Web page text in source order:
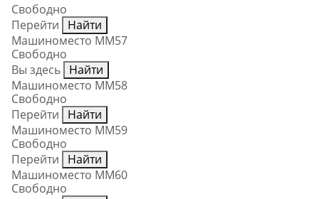
Свободно
Перейти
Найти
Машиноместо ММ57
Свободно
Вы здесь Найти
Машиноместо ММ58
Свободно
Перейти
Найти
Машиноместо ММ59
Свободно
Перейти
Найти
Машиноместо ММ60
Свободно